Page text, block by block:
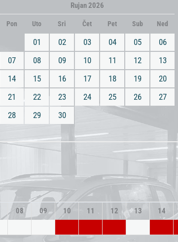
Rujan 2026
Pon Uto Sri Čet Pet Sub Ned
01 02 03 04 05
06
07
08 09 10 11 12
13
14
15 16 17 18 19
20
21
22 23 24 25 26
27
28
29 30
08 09 10 11 12 13 14